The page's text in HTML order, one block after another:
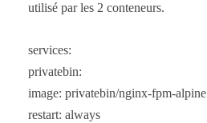
utilisé par les 2 conteneurs.
services:
privatebin:
image: privatebin/nginx-fpm-alpine
restart: always